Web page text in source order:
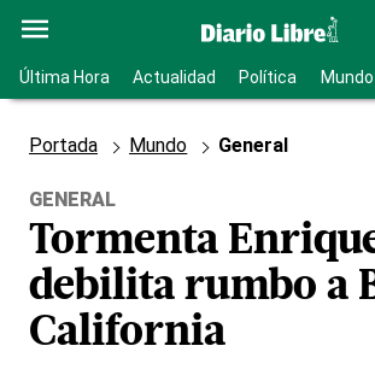
Última Hora Actualidad Política Mundo
Portada Mundo General
GENERAL
Tormenta
debilita rumbo a
California